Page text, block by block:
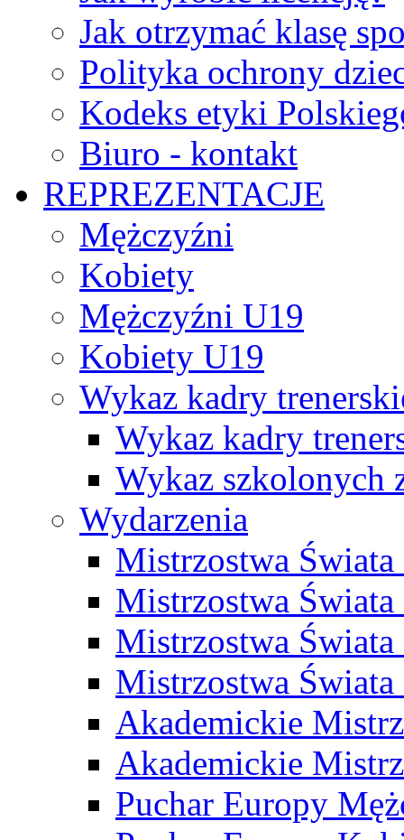
Jak otrzymać klasę
Polityka ochrony
Kodeks etyki
Biuro - kontakt
REPREZENTACJE
Mężczyźni
Kobiety
Mężczyźni U19
Kobiety U19
Wykaz kadry
Wykaz kadry
Wykaz szkolonych
Wydarzenia
Mistrzostwa
Mistrzostwa
Mistrzostwa
Mistrzostwa
Akademickie
Akademickie
Puchar Europy